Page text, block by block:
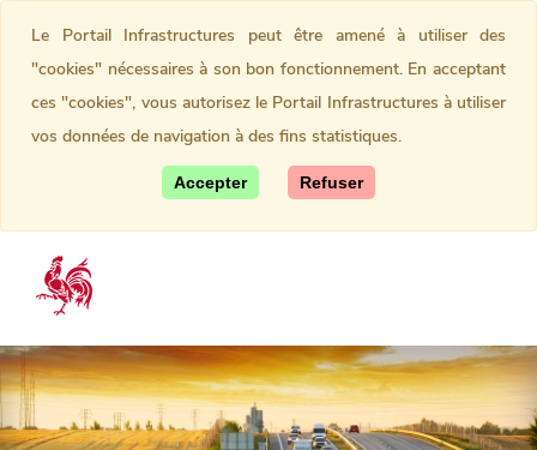
Le Portail Infrastructures peut être amené à utiliser des
"cookies" nécessaires à son bon fonctionnement. En acceptant
ces "cookies", vous autorisez le Portail Infrastructures à utiliser
vos données de navigation à des fins statistiques.
Accepter Refuser